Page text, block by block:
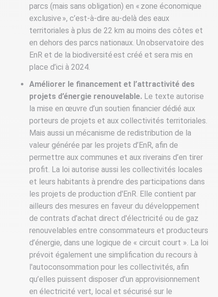
parcs (mais sans obligation) en « zone économique
exclusive », c’est-à-dire au-delà des eaux
territoriales à plus de 22 km au moins des côtes et
en dehors des parcs nationaux. Un observatoire des
EnR et de la biodiversité est créé et sera mis en
place d’ici à 2024.
Améliorer le financement et l’attractivité des
projets d’énergie renouvelable. Le texte autorise
la mise en œuvre d’un soutien financier dédié aux
porteurs de projets et aux collectivités territoriales.
Mais aussi un mécanisme de redistribution de la
valeur générée par les projets d’EnR, afin de
permettre aux communes et aux riverains d’en tirer
profit. La loi autorise aussi les collectivités locales
et leurs habitants à prendre des participations dans
les projets de production d'EnR. Elle contient par
ailleurs des mesures en faveur du développement
de contrats d’achat direct d'électricité ou de gaz
renouvelables entre consommateurs et producteurs
d’énergie, dans une logique de « circuit court ». La loi
prévoit également une simplification du recours à
l'autoconsommation pour les collectivités, afin
qu’elles puissent disposer d’un approvisionnement
en électricité vert, local et sécurisé sur le